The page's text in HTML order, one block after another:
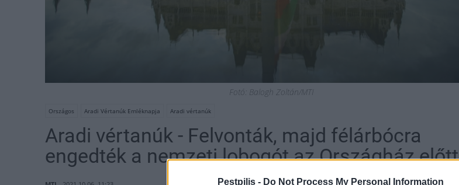
Pestpilis - Do Not Process My Personal Information
Fotó: Balogh Zoltán/MTI
Országos Aradi Vértanúk Emléknapja Aradi vértanúk
Aradi vértanúk - Felvonták, majd félárbócra
engedték a nemzeti lobogót az Országház előtt